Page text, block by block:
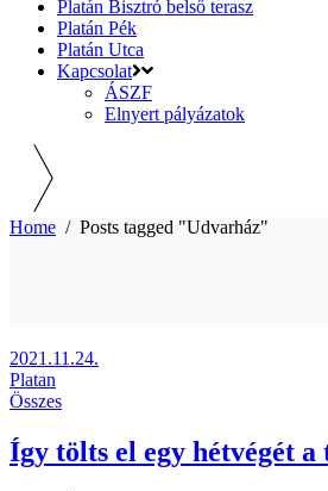
Platán Bisztró belső terasz
Platán Pék
Platán Utca
Kapcsolat
ÁSZF
Elnyert pályázatok
Home / Posts tagged "Udvarház"
2021.11.24.
Platan
Összes
Így tölts el egy hétvégét